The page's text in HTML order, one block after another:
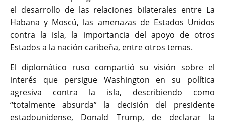
el desarrollo de las relaciones bilaterales entre La
Habana y Moscú, las amenazas de Estados Unidos
contra la isla, la importancia del apoyo de otros
Estados a la nación caribeña, entre otros temas.
El diplomático ruso compartió su visión sobre el
interés que persigue Washington en su política
agresiva contra la isla, describiendo como
“totalmente absurda” la decisión del presidente
estadounidense, Donald Trump, de declarar la